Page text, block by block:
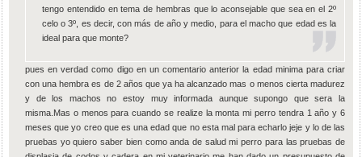
tengo entendido en tema de hembras que lo aconsejable que sea en el 2º
celo o 3º, es decir, con más de año y medio, para el macho que edad es la
ideal para que monte?
pues en verdad como digo en un comentario anterior la edad minima para criar
con una hembra es de 2 años que ya ha alcanzado mas o menos cierta madurez
y de los machos no estoy muy informada aunque supongo que sera la
misma.Mas o menos para cuando se realize la monta mi perro tendra 1 año y 6
meses que yo creo que es una edad que no esta mal para echarlo jeje y lo de las
pruebas yo quiero saber bien como anda de salud mi perro para las pruebas de